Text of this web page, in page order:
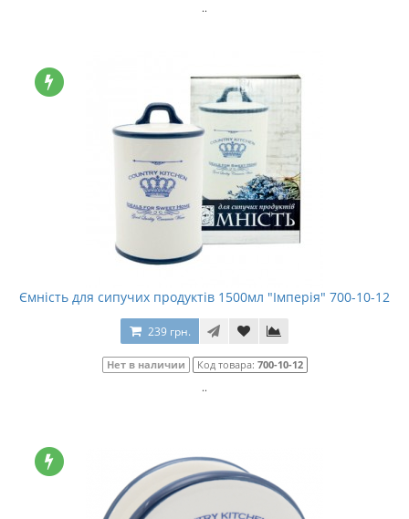
..
Ємність для сипучих продуктів 1500мл "Імперія" 700-10-12
239 грн.
Нет в наличии Код товара: 700-10-12
..